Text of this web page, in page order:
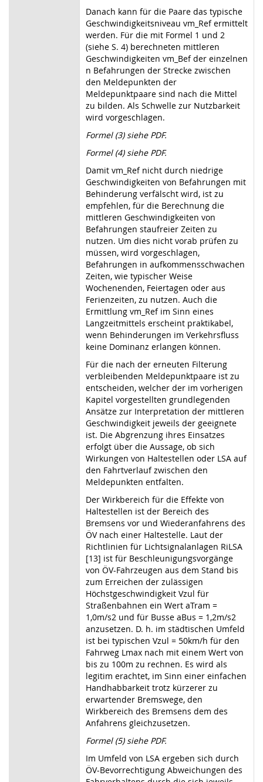
Danach kann für die Paare das typische
Geschwindigkeitsniveau vm_Ref ermittelt
werden. Für die mit Formel 1 und 2
(siehe S. 4) berechneten mittleren
Geschwindigkeiten vm_Bef der einzelnen
n Befahrungen der Strecke zwischen
den Meldepunkten der
Meldepunktpaare sind nach die Mittel
zu bilden. Als Schwelle zur Nutzbarkeit
wird vorgeschlagen.
Formel (3) siehe PDF.
Formel (4) siehe PDF.
Damit vm_Ref nicht durch niedrige
Geschwindigkeiten von Befahrungen mit
Behinderung verfälscht wird, ist zu
empfehlen, für die Berechnung die
mittleren Geschwindigkeiten von
Befahrungen staufreier Zeiten zu
nutzen. Um dies nicht vorab prüfen zu
müssen, wird vorgeschlagen,
Befahrungen in aufkommensschwachen
Zeiten, wie typischer Weise
Wochenenden, Feiertagen oder aus
Ferienzeiten, zu nutzen. Auch die
Ermittlung vm_Ref im Sinn eines
Langzeitmittels erscheint praktikabel,
wenn Behinderungen im Verkehrsfluss
keine Dominanz erlangen können.
Für die nach der erneuten Filterung
verbleibenden Meldepunktpaare ist zu
entscheiden, welcher der im vorherigen
Kapitel vorgestellten grundlegenden
Ansätze zur Interpretation der mittleren
Geschwindigkeit jeweils der geeignete
ist. Die Abgrenzung ihres Einsatzes
erfolgt über die Aussage, ob sich
Wirkungen von Haltestellen oder LSA auf
den Fahrtverlauf zwischen den
Meldepunkten entfalten.
Der Wirkbereich für die Effekte von
Haltestellen ist der Bereich des
Bremsens vor und Wiederanfahrens des
ÖV nach einer Haltestelle. Laut der
Richtlinien für Lichtsignalanlagen RiLSA
[13] ist für Beschleunigungsvorgänge
von ÖV-Fahrzeugen aus dem Stand bis
zum Erreichen der zulässigen
Höchstgeschwindigkeit Vzul für
Straßenbahnen ein Wert aTram =
1,0m/s2 und für Busse aBus = 1,2m/s2
anzusetzen. D. h. im städtischen Umfeld
ist bei typischen Vzul = 50km/h für den
Fahrweg Lmax nach mit einem Wert von
bis zu 100m zu rechnen. Es wird als
legitim erachtet, im Sinn einer einfachen
Handhabbarkeit trotz kürzerer zu
erwartender Bremswege, den
Wirkbereich des Bremsens dem des
Anfahrens gleichzusetzen.
Formel (5) siehe PDF.
Im Umfeld von LSA ergeben sich durch
ÖV-Bevorrechtigung Abweichungen des